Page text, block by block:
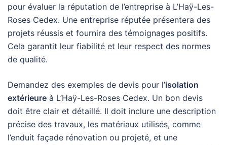
pour évaluer la réputation de l’entreprise à L’Haÿ-Les-
Roses Cedex. Une entreprise réputée présentera des
projets réussis et fournira des témoignages positifs.
Cela garantit leur fiabilité et leur respect des normes
de qualité.
Demandez des exemples de devis pour l’isolation
extérieure à L’Haÿ-Les-Roses Cedex. Un bon devis
doit être clair et détaillé. Il doit inclure une description
précise des travaux, les matériaux utilisés, comme
l’enduit façade rénovation ou projeté, et une